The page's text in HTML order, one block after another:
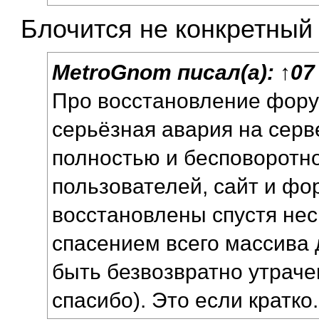
Блочится не
MetroGnom писал(а): ↑
Про восстановление
серьёзная авария на
полностью и
пользователей, сайт и
восстановлены спустя
спасением всего
быть безвозвратно
спасибо). Это если кратко.